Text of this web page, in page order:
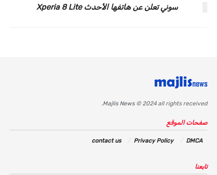
سوني تعلن عن هاتفها الأحدث Xperia 8 Lite
Majlis News© 2024 all rights received.
صفحات الموقع
DMCA
Privacy Policy
contact us
تابعنا